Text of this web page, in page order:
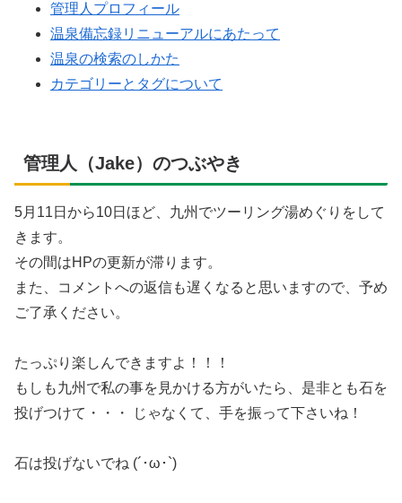
管理人プロフィール
温泉備忘録リニューアルにあたって
温泉の検索のしかた
カテゴリーとタグについて
管理人（Jake）のつぶやき
5月11日から10日ほど、九州でツーリング湯めぐりをして
きます。
その間はHPの更新が滞ります。
また、コメントへの返信も遅くなると思いますので、予め
ご了承ください。
たっぷり楽しんできますよ！！！
もしも九州で私の事を見かける方がいたら、是非とも石を
投げつけて・・・ じゃなくて、手を振って下さいね！
石は投げないでね (´･ω･`)